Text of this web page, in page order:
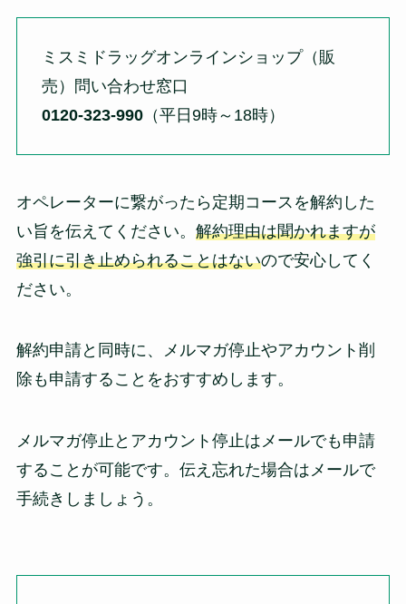
ミスミドラッグオンラインショップ（販
売）
問い合わせ窓口
0120-323-990（平日9時～18時）
オペレーターに繋がったら定期コースを解約した
い旨を伝えてください。 解約理由は聞かれますが
強引に引き止められることはないので安心してく
ださい。
解約申請と同時に、メルマガ停止やアカウント削
除も申請することをおすすめします。
メルマガ停止とアカウント停止はメールでも申請
することが可能です。伝え忘れた場合はメールで
手続きしましょう。